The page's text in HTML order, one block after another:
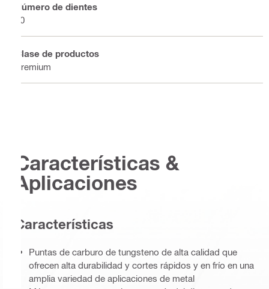
Número de dientes
40
Clase de productos
Premium
Características &
Aplicaciones
Características
Puntas de carburo de tungsteno de alta calidad que
ofrecen alta durabilidad y cortes rápidos y en frío en una
amplia variedad de aplicaciones de metal